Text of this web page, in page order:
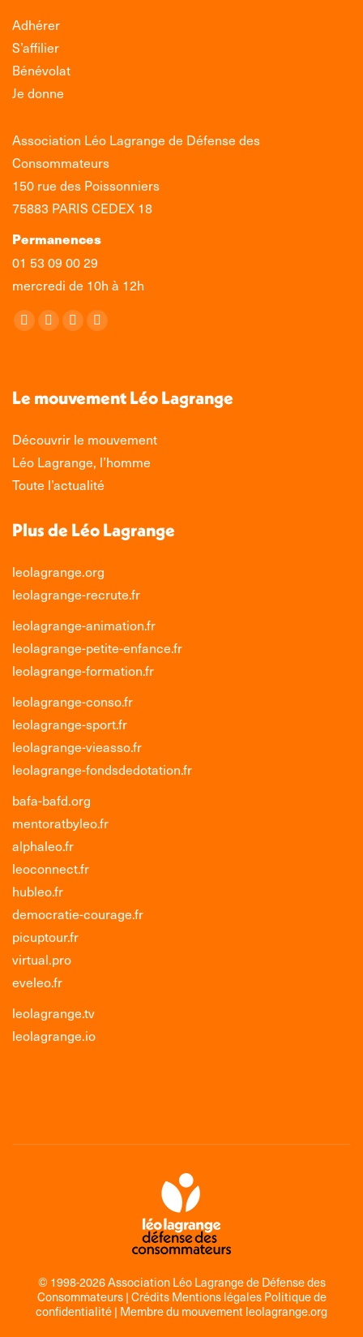
Adhérer
S’affilier
Bénévolat
Je donne
Association Léo Lagrange de Défense des
Consommateurs
150 rue des Poissonniers
75883 PARIS CEDEX 18
Permanences
01 53 09 00 29
mercredi de 10h à 12h
Retrouvez-nous sur :
La
s'ouvre
une
nouvelle
fenêtre
La
s'ouvre
une
fenêtre
La
s'ouvre
une
nouvelle
fenêtre
La
s'ouvre
une
nouvelle
fenêtre
Le mouvement Léo Lagrange
Découvrir le mouvement
Léo Lagrange, l’homme
Toute l’actualité
Plus de Léo Lagrange
leolagrange.org
leolagrange-recrute.fr
leolagrange-animation.fr
leolagrange-petite-enfance.fr
leolagrange-formation.fr
leolagrange-conso.fr
leolagrange-sport.fr
leolagrange-vieasso.fr
leolagrange-fondsdedotation.fr
bafa-bafd.org
mentoratbyleo.fr
alphaleo.fr
leoconnect.fr
hubleo.fr
democratie-courage.fr
picuptour.fr
virtual.pro
eveleo.fr
leolagrange.tv
leolagrange.io
© 1998-2026 Association Léo Lagrange de Défense des
Consommateurs |Crédits Mentions légales Politique de
confidentialité| Membre du mouvementleolagrange.org